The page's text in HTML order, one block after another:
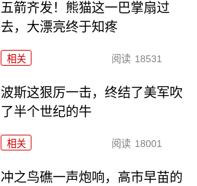
五箭齐发！熊猫这一巴掌扇过
去，大漂亮终于知疼
相关 阅读 18531
波斯这狠厉一击，终结了美军吹
了半个世纪的牛
相关 阅读 18001
冲之鸟礁一声炮响，高市早苗的